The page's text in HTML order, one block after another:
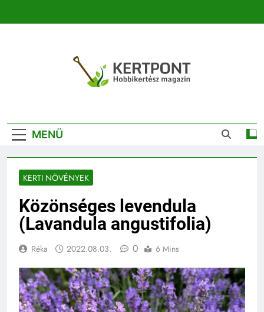
Kertészeti
Magazin |
Növénykereső És
Növényhatározó
MENÜ
KERTI NÖVÉNYEK
Közönséges levendula
(Lavandula angustifolia)
Réka 2022.08.03. 0 6 Mins